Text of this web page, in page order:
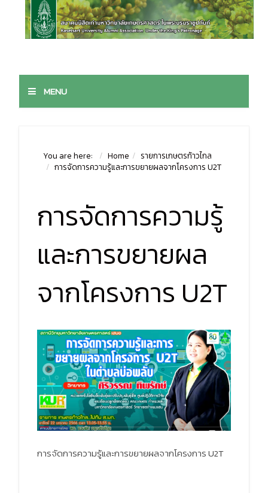
MENU
You are here: Home
รายการเกษตรก้าวไกล
การจัดการความรู้และการขยายผลจากโครงการ U2T
การจัดการความรู้
และการขยายผล
จากโครงการ U2T
การจัดการความรู้และการขยายผลจากโครงการ U2T